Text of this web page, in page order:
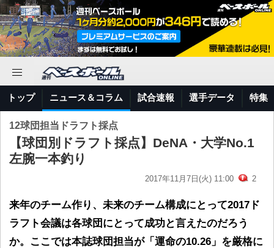
トップ ニュース＆コラム 試合速報 選手データ 特集
12球団担当ドラフト採点
【球団別ドラフト採点】DeNA・大学No.1
左腕一本釣り
2017年11月7日(火) 11:00 2
来年のチーム作り、未来のチーム構成にとって2017ド
ラフト会議は各球団にとって成功と言えたのだろう
か。ここでは本誌球団担当が「運命の10.26」を厳格に